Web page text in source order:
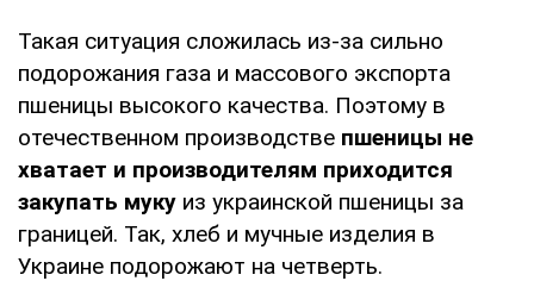
Такая ситуация сложилась из-за сильно
подорожания газа и массового экспорта
пшеницы высокого качества. Поэтому в
отечественном производстве пшеницы не
хватает и производителям приходится
закупать муку из украинской пшеницы за
границей. Так, хлеб и мучные изделия в
Украине подорожают на четверть.